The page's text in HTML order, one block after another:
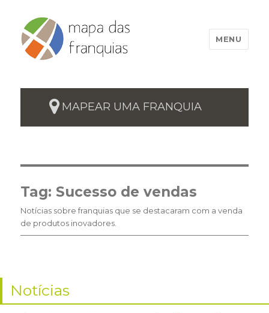
MENU
MAPEAR UMA FRANQUIA
Tag: Sucesso de vendas
Notícias sobre franquias que se destacaram com a venda
de produtos inovadores.
Notícias